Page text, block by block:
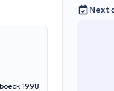
Auteur: "le Sport et l'enfant" Charles Thiebaud, Piere Srumont Edtionds De boeck 1998
Next